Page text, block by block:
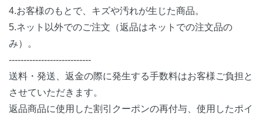
4.お客様のもとで、キズや汚れが生じた商品。
5.ネット以外でのご注文（返品はネットでの注文品の
み）。
----------------------------
送料・発送、返金の際に発生する手数料はお客様ご負担と
させていただきます。
返品商品に使用した割引クーポンの再付与、使用したポイ